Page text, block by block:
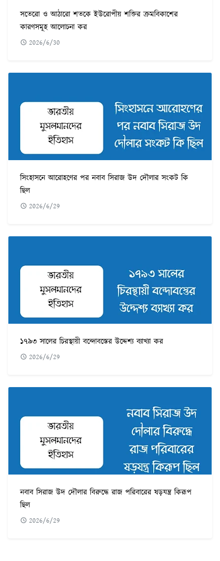
সতেরো ও আঠারো শতকে ইউরোপীয় শক্তির ক্রমবিকাশের
কারণসমূহ আলোচনা কর
2026/6/30
সিংহাসনে আরোহণের পর নবাব সিরাজ উদ দৌলার সংকট কি
ছিল
2026/6/29
১৭৯৩ সালের চিরস্থায়ী বন্দোবস্তের উদ্দেশ্য ব্যাখ্যা কর
2026/6/29
নবাব সিরাজ উদ দৌলার বিরুদ্ধে রাজ পরিবারের ষড়যন্ত্র কিরূপ
ছিল
2026/6/29